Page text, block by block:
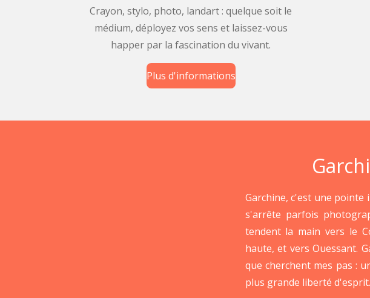
Crayon, stylo, photo, landart : quelque soit le
médium, déployez vos sens et laissez-vous
happer par la fascination du vivant.
Plus d'informations
Garchine, c'est une pointe
s'arrête parfois
tendent la main vers le
haute, et vers Ouessant.
que cherchent mes pas :
plus grande liberté